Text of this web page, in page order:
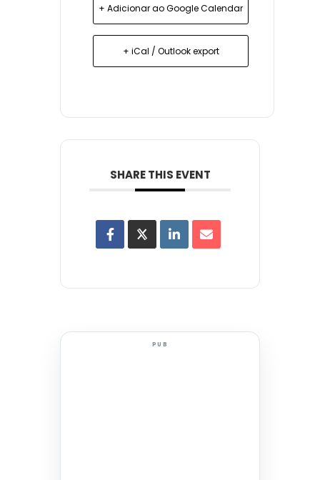
+ Adicionar ao Google Calendar
+ iCal / Outlook export
SHARE THIS EVENT
PUB